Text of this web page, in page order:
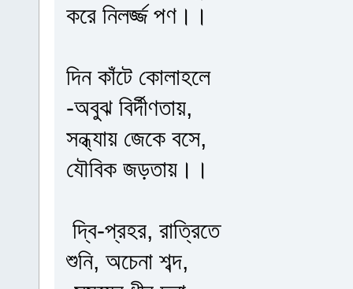
করে নিলর্জ্জ পণ।।
দিন কাঁটে কোলাহলে
-অবুঝ বির্দীণতায়,
সন্ধ্যায় জেকে বসে,
যৌবিক জড়তায়।।
দ্বি-প্রহর, রাত্রিতে
শুনি, অচেনা শব্দ,